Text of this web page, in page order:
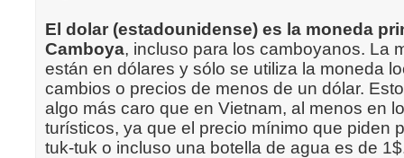
El dolar (estadounidense) es la moneda
Camboya, incluso para los camboyanos. La
están en dólares y sólo se utiliza la moneda
cambios o precios de menos de un dólar.
algo más caro que en Vietnam, al menos en
turísticos, ya que el precio mínimo que piden
tuk-tuk o incluso una botella de agua es de